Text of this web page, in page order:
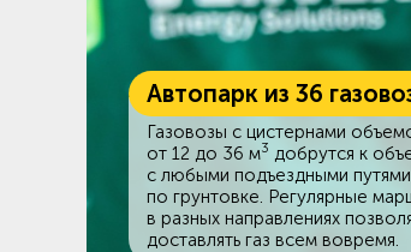
Автопарк из 36
Газовозы с цистернами
от 12 до 36 м3 добрутся к
c любыми подъездными
по грунтовке. Регулярные
в разных направлениях
доставлять газ всем вовремя.